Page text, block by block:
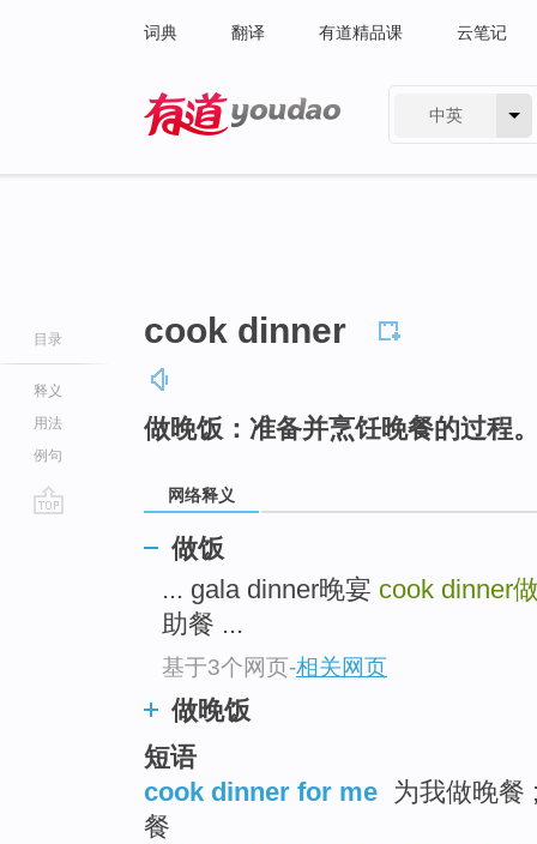
词典 翻译 有道精品课 云笔记
中英
目录
释义
用法
例句
cook dinner
做晚饭：准备并烹饪晚餐的过程
网络释义
做饭
... gala dinner晚宴 cook dinner
助餐 ...
基于3个网页-相关网页
做晚饭
短语
cook dinner for me 为我做晚餐
餐